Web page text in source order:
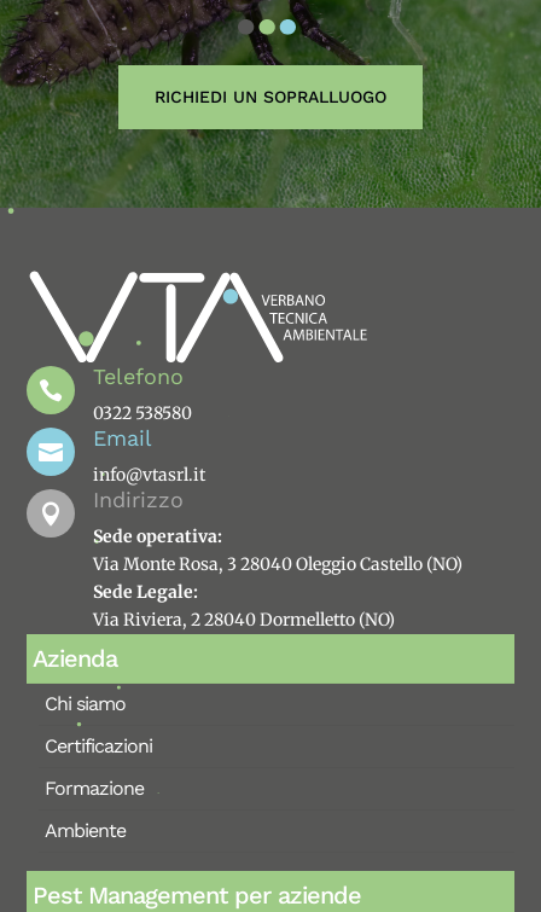
RICHIEDI UN SOPRALLUOGO

Telefono
0322 538580

Email
info@vtasrl.it

Indirizzo
Sede operativa:
Via Monte Rosa, 3 28040 Oleggio Castello (NO)
Sede Legale:
Via Riviera, 2 28040 Dormelletto (NO)
Azienda
Chi siamo
Certificazioni
Formazione
Ambiente
Pest Management per aziende